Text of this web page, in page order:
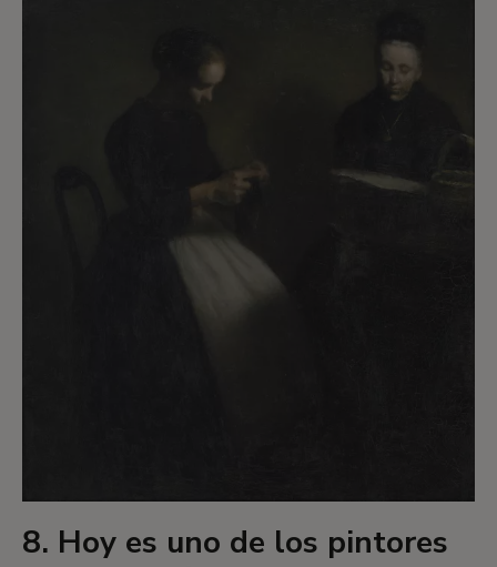
8. Hoy es uno de los pintores